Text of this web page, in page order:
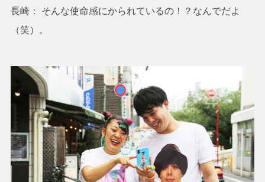
長崎： そんな使命感にかられているの！？なんでだよ
（笑）。